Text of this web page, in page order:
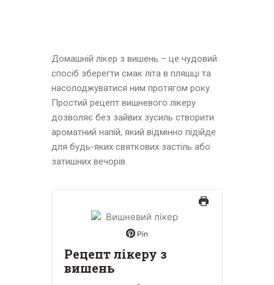
Домашній лікер з вишень – це чудовий
спосіб зберегти смак літа в пляшці та
насолоджуватися ним протягом року.
Простий рецепт вишневого лікеру
дозволяє без зайвих зусиль створити
ароматний напій, який відмінно підійде
для будь-яких святкових застіль або
затишних вечорів.
Pin
Рецепт лікеру з
вишень